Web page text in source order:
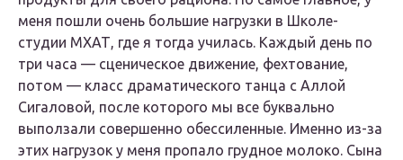
меня пошли очень большие нагрузки в Школе-
студии МХАТ, где я тогда училась. Каждый день по
три часа — сценическое движение, фехтование,
потом — класс драматического танца с Аллой
Сигаловой, после которого мы все буквально
выползали совершенно обессиленные. Именно из-за
этих нагрузок у меня пропало грудное молоко. Сына